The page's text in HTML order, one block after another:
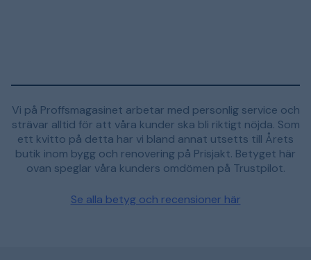
Vi på Proffsmagasinet arbetar med personlig service och
strävar alltid för att våra kunder ska bli riktigt nöjda. Som
ett kvitto på detta har vi bland annat utsetts till Årets
butik inom bygg och renovering på Prisjakt. Betyget här
ovan speglar våra kunders omdömen på Trustpilot.
Se alla betyg och recensioner här